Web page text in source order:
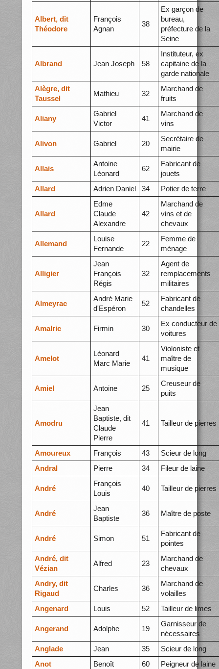
Albert, dit
Théodore
François
Agnan
38
Ex garçon de
bureau,
préfecture de la
Seine
Albrand Jean Joseph 58
Instituteur, ex
capitaine de la
garde nationale
Alègre, dit
Taussel
Mathieu 32
Marchand de
fruits
Aliany
Gabriel
Victor
41
Marchand de
vins
Alivon Gabriel 20
Secrétaire de
mairie
Allais
Antoine
Léonard
62
Fabricant de
jouets
Allard
Adrien Daniel 34 Potier de terre
Allard
Edme
Claude
Alexandre
42
Marchand de
vins et de
chevaux
Allemand
Louise
Fernande
22
Femme de
ménage
Alligier
Jean
François
Régis
32
Agent de
remplacements
militaires
Almeyrac
André Marie
d'Espéron
52
Fabricant de
chandelles
Amalric Firmin 30
Ex conducteur de
voitures
Amelot
Léonard
Marc Marie
41
Violoniste et
maître de
musique
Amiel Antoine 25
Creuseur de
puits
Amodru
Jean
Baptiste, dit
Claude
Pierre
41 Tailleur de pierres
Amoureux François 43
Scieur de long
Andral
Pierre 34 Fileur de laine
André
François
Louis
40 Tailleur de pierres
André
Jean
Baptiste
36 Maître de poste
André Simon 51
Fabricant de
pointes
André, dit
Vézian
Alfred 23
Marchand de
chevaux
Andry, dit
Rigaud
Charles 36
Marchand de
volailles
Angenard
Louis 52 Tailleur de limes
Angerand Adolphe 19
Garnisseur de
nécessaires
Anglade
Jean 35
Scieur de long
Anot
Benoît 60 Peigneur de laine